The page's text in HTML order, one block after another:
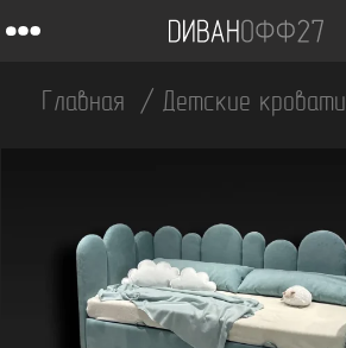
Главная Детские кровати